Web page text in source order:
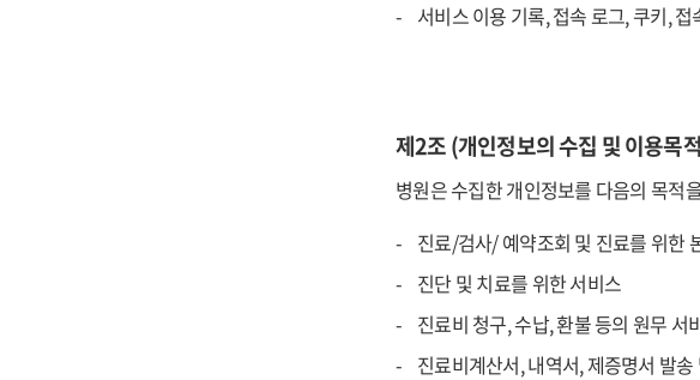
서비스 이용 기록, 접속 로그, 쿠키,
제2조 (개인정보의 수집 및 이용목
병원은 수집한 개인정보를 다음의 목적
진료/검사/ 예약조회 및 진료를 위한
진단 및 치료를 위한 서비스
진료비 청구, 수납, 환불 등의 원무 서
진료비계산서, 내역서, 제증명서 발